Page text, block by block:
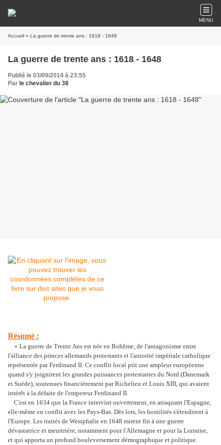
MENU
Accueil » La guerre de trente ans : 1618 - 1648
La guerre de trente ans : 1618 - 1648
Publié le 03/09/2014 à 23:55
Par le chevalier du 38
Résumé :
« La guerre de Trente Ans est née en Bohême, de l'antagonisme entre
l'alliance des princes allemands protestants et l'autorité impériale catholique
représentée par Ferdinand II. Ce conflit local prit une ampleur européenne
quand s'y joignirent les grandes puissances protestantes du Nord (Danemark
et Suède), soutenues financièrement par Richelieu et Louis XIII, qui avaient
intérêt à la défaite de l'empereur Ferdinand II.
C'est en 1634 que la France intervint ouvertement, en attaquant l'Espagne,
elle-même en conflit avec les Pays-Bas. Dès lors, les hostilités s'étendirent à
l'Europe. Les traités de Westphalie en 1648 mirent fin à une guerre
dévastatrice et meurtrière, notamment pour l'Allemagne et pour la Lorraine,
et qui apporta un profond bouleversement démographique et politique.